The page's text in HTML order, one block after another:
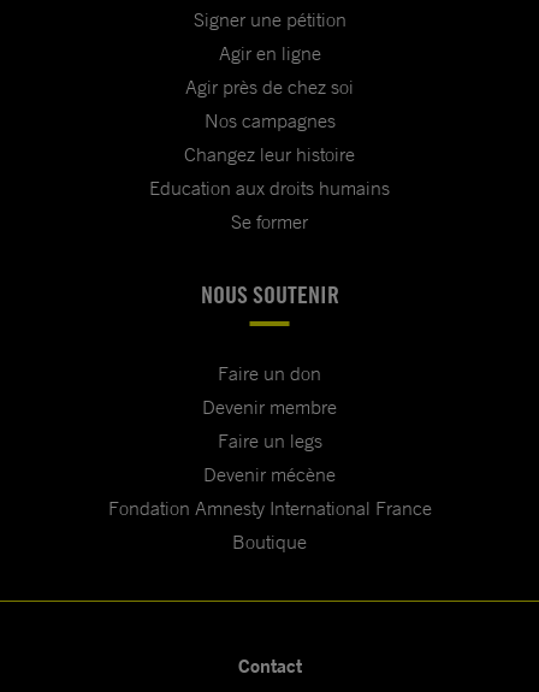
Signer une pétition
Agir en ligne
Agir près de chez soi
Nos campagnes
Changez leur histoire
Education aux droits humains
Se former
NOUS SOUTENIR
Faire un don
Devenir membre
Faire un legs
Devenir mécène
Fondation Amnesty International France
Boutique
Contact